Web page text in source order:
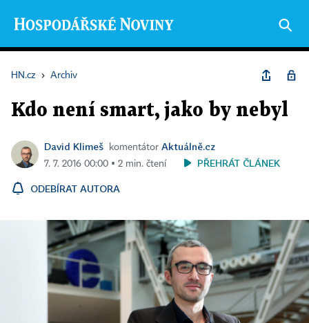
HN.cz › Archiv
Kdo není smart, jako by nebyl
David Klimeš komentátor Aktuálně.cz
7. 7. 2016 00:00 ▪ 2 min. čtení PŘEHRÁT ČLÁNEK
ODEBÍRAT AUTORA